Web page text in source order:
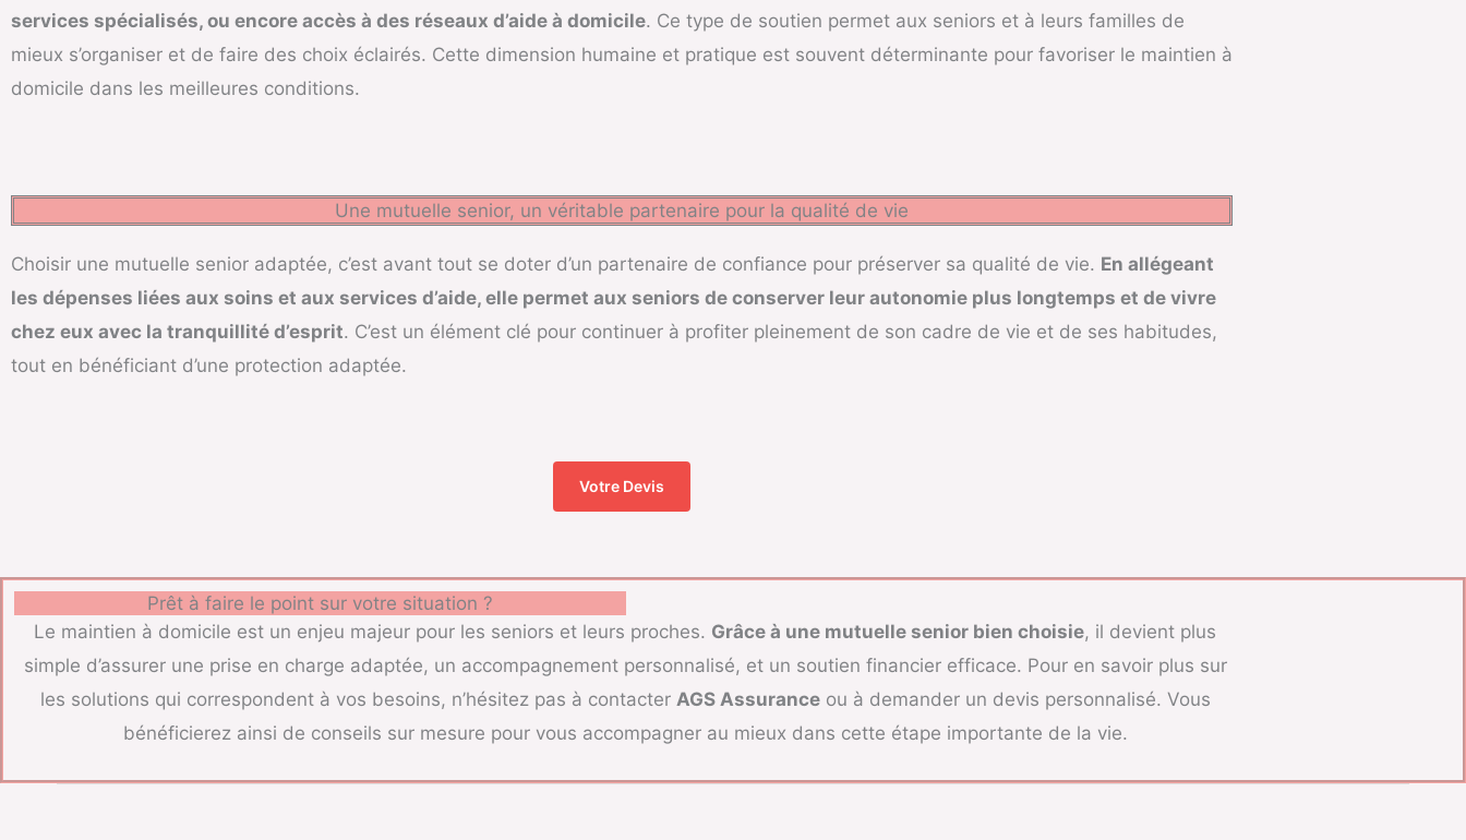
services spécialisés, ou encore accès à des réseaux d’aide à domicile. Ce type de soutien permet aux seniors et à leurs familles de
mieux s’organiser et de faire des choix éclairés. Cette dimension humaine et pratique est souvent déterminante pour favoriser le maintien à
domicile dans les meilleures conditions.
Une mutuelle senior, un véritable partenaire pour la qualité de vie
Choisir une mutuelle senior adaptée, c’est avant tout se doter d’un partenaire de confiance pour préserver sa qualité de vie. En allégeant
les dépenses liées aux soins et aux services d’aide, elle permet aux seniors de conserver leur autonomie plus longtemps et de vivre
chez eux avec la tranquillité d’esprit. C’est un élément clé pour continuer à profiter pleinement de son cadre de vie et de ses habitudes,
tout en bénéficiant d’une protection adaptée.
Votre Devis
Prêt à faire le point sur votre situation ?
Le maintien à domicile est un enjeu majeur pour les seniors et leurs proches. Grâce à une mutuelle senior bien choisie, il devient plus
simple d’assurer une prise en charge adaptée, un accompagnement personnalisé, et un soutien financier efficace. Pour en savoir plus sur
les solutions qui correspondent à vos besoins, n’hésitez pas à contacter AGS Assuranceou à demander un devis personnalisé. Vous
bénéficierez ainsi de conseils sur mesure pour vous accompagner au mieux dans cette étape importante de la vie.